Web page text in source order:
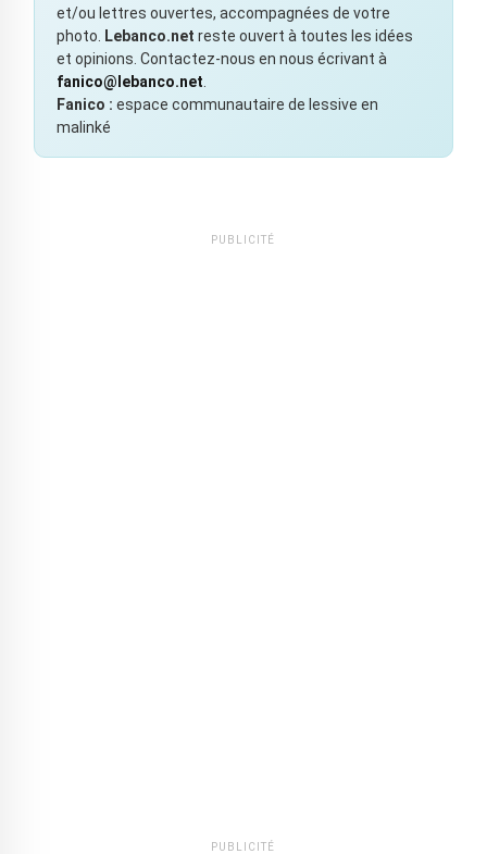
et/ou lettres ouvertes, accompagnées de votre
photo.
Lebanco.net reste ouvert à toutes les idées
et opinions. Contactez-nous en nous écrivant à
fanico@lebanco.net
Fanico : espace communautaire de lessive en
malinké
PUBLICITÉ
PUBLICITÉ